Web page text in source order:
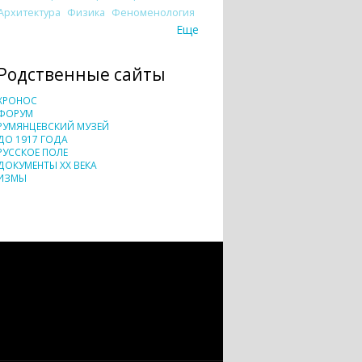
Физика Феноменология
Еще
сайты
МУЗЕЙ
1917 ГОДА
ПОЛЕ
XX ВЕКА